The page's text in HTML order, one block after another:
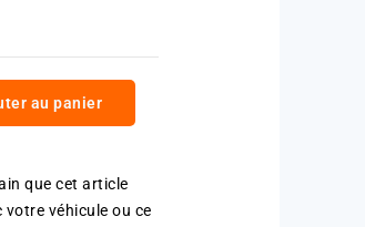
au panier
que cet article
véhicule ou ce